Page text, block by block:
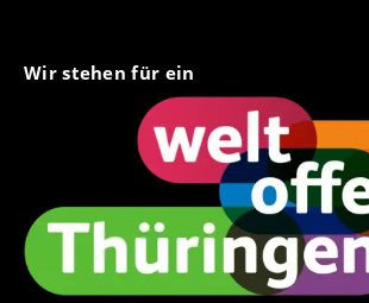
Wir stehen für ein